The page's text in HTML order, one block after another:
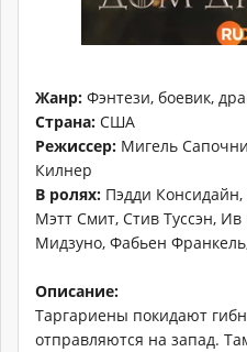
Жанр: Фэнтези, боевик,
Страна: США
Режиссер: Мигель
Килнер
В ролях: Пэдди
Мэтт Смит, Стив Туссэн,
Мидзуно, Фабьен
Описание:
Таргариены покидают
отправляются на запад.